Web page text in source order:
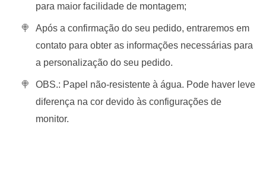
para maior facilidade de montagem;
Após a confirmação do seu pedido, entraremos em
contato para obter as informações necessárias para
a personalização do seu pedido.
OBS.: Papel não-resistente à água. Pode haver leve
diferença na cor devido às configurações de
monitor.